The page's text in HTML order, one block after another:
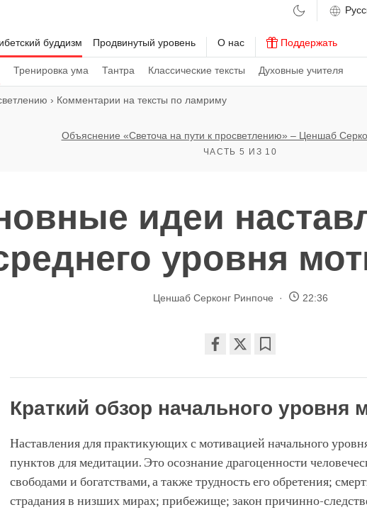
буддизм
Тренировка ума Тантра Классические тексты Духовные учителя
Продвинутый уровень О нас Поддержать
› Комментарии на тексты по ламриму
Объяснение «Светоча на пути к просветлению» – Ценшаб
ЧАСТЬ 5 ИЗ 10
идеи
уровня
Ценшаб Серконг Ринпоче 22:36
on
facebook
Краткий обзор начального уровня
Наставления для практикующих с мотивацией начального
пунктов для медитации. Это осознание драгоценности
свободами и богатствами, а также трудность его обретения;
страдания в низших мирах; прибежище; закон причинно-